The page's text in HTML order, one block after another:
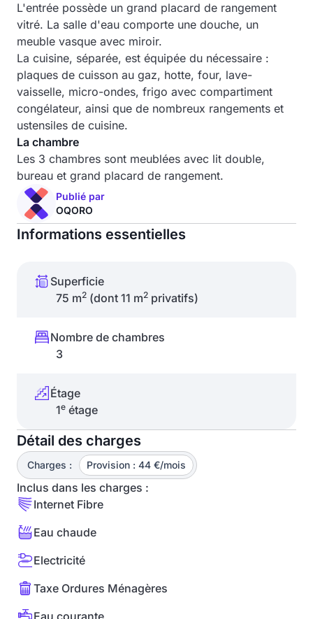
L'entrée possède un grand placard de rangement
vitré. La salle d'eau comporte une douche, un
meuble vasque avec miroir.
La cuisine, séparée, est équipée du nécessaire :
plaques de cuisson au gaz, hotte, four, lave-
vaisselle, micro-ondes, frigo avec compartiment
congélateur, ainsi que de nombreux rangements et
ustensiles de cuisine.
La chambre
Les 3 chambres sont meublées avec lit double,
bureau et grand placard de rangement.
Publié par
OQORO
Informations essentielles
Superficie
75 m2 (dont 11 m2 privatifs)
Nombre de chambres
3
Étage
1e étage
Détail des charges
Charges : Provision : 44 €/mois
Inclus dans les charges :
Internet Fibre
Eau chaude
Electricité
Taxe Ordures Ménagères
Eau courante